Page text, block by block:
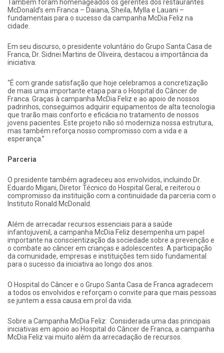
Também foram homenageados os gerentes dos restaurantes
McDonald’s em Franca – Daiana, Sheila, Mylla e Lauani –
fundamentais para o sucesso da campanha McDia Feliz na
cidade.
Em seu discurso, o presidente voluntário do Grupo Santa Casa de
Franca, Dr. Sidnei Martins de Oliveira, destacou a importância da
iniciativa:
“É com grande satisfação que hoje celebramos a concretização
de mais uma importante etapa para o Hospital do Câncer de
Franca. Graças à campanha McDia Feliz e ao apoio de nossos
padrinhos, conseguimos adquirir equipamentos de alta tecnologia
que trarão mais conforto e eficácia no tratamento de nossos
jovens pacientes. Este projeto não só moderniza nossa estrutura,
mas também reforça nosso compromisso com a vida e a
esperança.”
Parceria
O presidente também agradeceu aos envolvidos, incluindo Dr.
Eduardo Migani, Diretor Técnico do Hospital Geral, e reiterou o
compromisso da instituição com a continuidade da parceria com o
Instituto Ronald McDonald.
Além de arrecadar recursos essenciais para a saúde
infantojuvenil, a campanha McDia Feliz desempenha um papel
importante na conscientização da sociedade sobre a prevenção e
o combate ao câncer em crianças e adolescentes. A participação
da comunidade, empresas e instituições tem sido fundamental
para o sucesso da iniciativa ao longo dos anos.
O Hospital do Câncer e o Grupo Santa Casa de Franca agradecem
a todos os envolvidos e reforçam o convite para que mais pessoas
se juntem a essa causa em prol da vida.
Sobre a Campanha McDia Feliz: Considerada uma das principais
iniciativas em apoio ao Hospital do Câncer de Franca, a campanha
McDia Feliz vai muito além da arrecadação de recursos.